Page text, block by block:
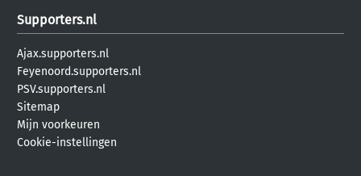
Supporters.nl
Ajax.supporters.nl
Feyenoord.supporters.nl
PSV.supporters.nl
Sitemap
Mijn voorkeuren
Cookie-instellingen